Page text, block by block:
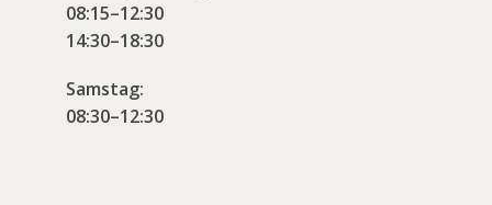
08:15–12:30
14:30–18:30
Samstag:
08:30–12:30